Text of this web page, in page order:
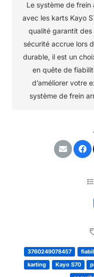
Le système de frein
avec les karts Kayo
qualité garantit
sécurité accrue lors
durable, il est un
en quête de
d’améliorer votre
système de frein
3760249078457
karting
Kayo S70